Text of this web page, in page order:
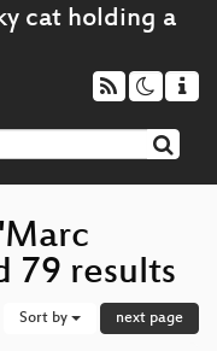
79 results
Sort by next page